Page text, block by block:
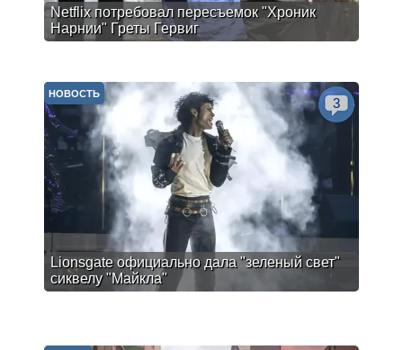
Netflix потребовал пересъемок "Хроник
Нарнии" Греты Гервиг
Lionsgate официально дала "зеленый свет"
сиквелу "Майкла"
НОВОСТЬ
3